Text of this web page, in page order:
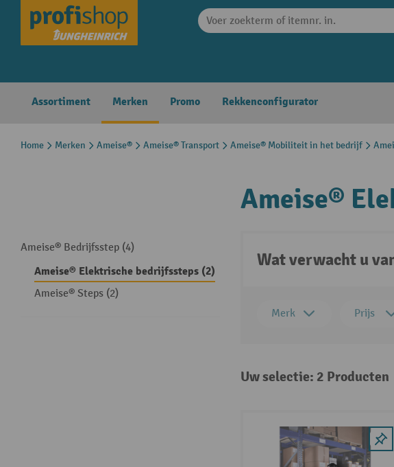
Skip to main navigation
Assortiment Merken Promo Rekkenconfigurator
Home Merken Ameise® Ameise® Transport Ameise® Mobiliteit in het bedrijf
Ameise® Bedrijfsstep (4)
Ameise® Elektrische bedrijfssteps (2)
Ameise® Steps (2)
Ameise®
Wat verwacht u
Merk Prijs
Uw selectie: 2 Producten